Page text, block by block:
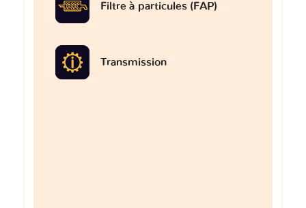
Filtre à particules (FAP)
Transmission